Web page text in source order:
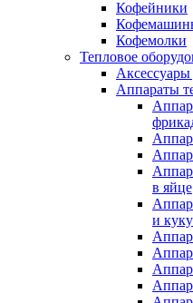
Кофейники
Кофемолки
Тепловое
Аксессуары
Аппараты
в яйце
и